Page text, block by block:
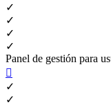
✓
✓
✓
✓
Panel de gestión para

✓
✓